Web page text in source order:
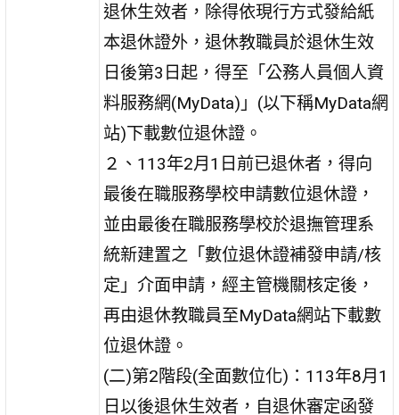
退休生效者，除得依現行方式發給紙
本退休證外，退休教職員於退休生效
日後第3日起，得至「公務人員個人資
料服務網(MyData)」(以下稱MyData網
站)下載數位退休證。
２、113年2月1日前已退休者，得向
最後在職服務學校申請數位退休證，
並由最後在職服務學校於退撫管理系
統新建置之「數位退休證補發申請/核
定」介面申請，經主管機關核定後，
再由退休教職員至MyData網站下載數
位退休證。
(二)第2階段(全面數位化)：113年8月1
日以後退休生效者，自退休審定函發